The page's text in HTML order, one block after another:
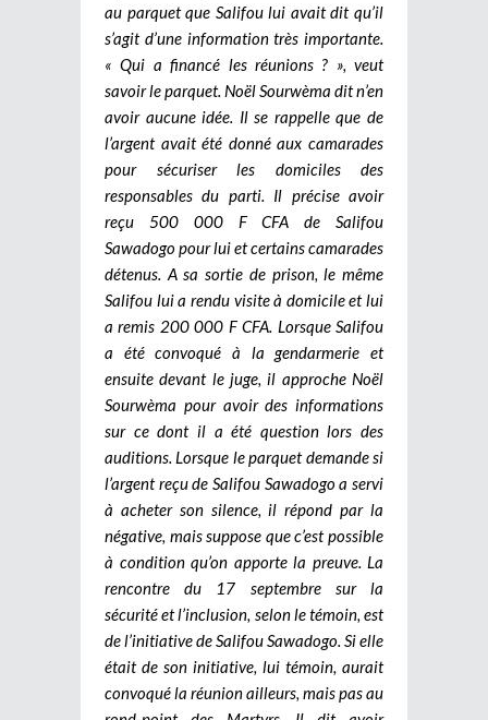
au parquet que Salifou lui avait dit qu’il
s’agit d’une information très importante.
« Qui a financé les réunions ? », veut
savoir le parquet. Noël Sourwèma dit n’en
avoir aucune idée. Il se rappelle que de
l’argent avait été donné aux camarades
pour sécuriser les domiciles des
responsables du parti. Il précise avoir
reçu 500 000 F CFA de Salifou
Sawadogo pour lui et certains camarades
détenus. A sa sortie de prison, le même
Salifou lui a rendu visite à domicile et lui
a remis 200 000 F CFA. Lorsque Salifou
a été convoqué à la gendarmerie et
ensuite devant le juge, il approche Noël
Sourwèma pour avoir des informations
sur ce dont il a été question lors des
auditions. Lorsque le parquet demande si
l’argent reçu de Salifou Sawadogo a servi
à acheter son silence, il répond par la
négative, mais suppose que c’est possible
à condition qu’on apporte la preuve. La
rencontre du 17 septembre sur la
sécurité et l’inclusion, selon le témoin, est
de l’initiative de Salifou Sawadogo. Si elle
était de son initiative, lui témoin, aurait
convoqué la réunion ailleurs, mais pas au